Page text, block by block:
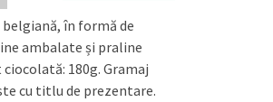
în formă de
ambalate și praline
180g. Gramaj
cu titlu de prezentare.